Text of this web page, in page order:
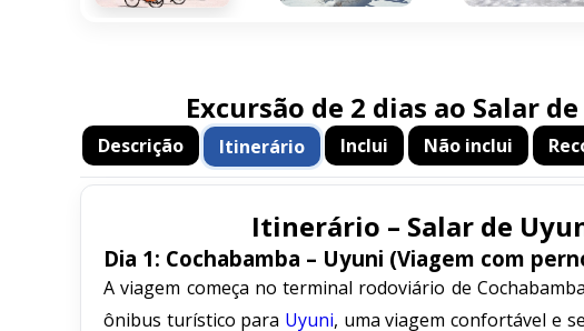
Excursão de 2 dias ao Salar
Descrição Itinerário Inclui Não inclui
Itinerário – Salar de
Dia 1: Cochabamba – Uyuni (Viagem com
A viagem começa no terminal rodoviário de
ônibus turístico para Uyuni, uma viagem confortável e